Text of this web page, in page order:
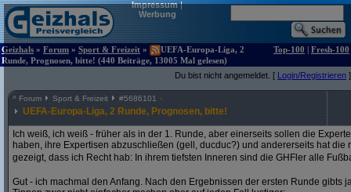
Impressum|
Werbung
Geizhals » Forum » Sport & Freizeit »
UEFA-Europa-Liga, 2
Runde, Prognosen, bitte! (440 Beiträge, 13005 Mal gelesen)
Top-100 | Fresh-100
Du bist nicht angemeldet. [ Login/Registrieren ]
^ Forum Sport & Freizeit #5686101
UEFA-Europa-Liga, 2 Runde, Prognosen, bitte!
Ich weiß, ich weiß - früher als in der 1. Runde, aber einerseits sollen die
haben, ihre Expertisen abzuschließen (gell, ducduc?) und andererseits hat die
gezeigt, dass ich Recht hab: In ihrem tiefsten Inneren sind die GHFler alle
Gut - ich machmal den Anfang. Nach den Ergebnissen der ersten Runde gibts